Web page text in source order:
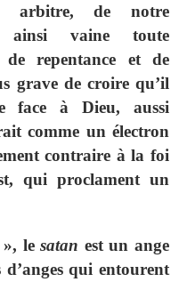
arbitre, de notre
ainsi vaine toute
de repentance et de
grave de croire qu’il
face à Dieu, aussi
comme un électron
contraire à la foi
qui proclament un
», lesatan est un ange
qui entourent